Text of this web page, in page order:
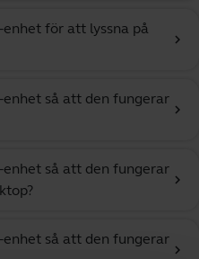
för att lyssna på
chevron_right
så att den fungerar
chevron_right
så att den fungerar
chevron_right
så att den fungerar
chevron_right